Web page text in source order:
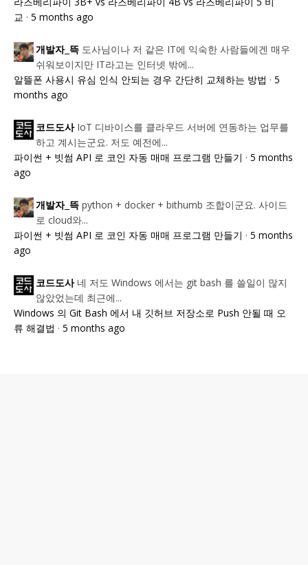
교 · 5 months ago
개발자_뜩 도사님이나 저 같은 IT에 익숙한 사람들에겐 매우
쉬워보이지만 IT라고는 인터넷 밖에...
알뜰폰 사용시 유심 인식 안되는 경우 간단히 교체하는 방법 · 5
months ago
코드도사 IoT 디바이스를 클라우드 서버에 연동하는 업무를
하고 계시는군요. 저도 예전에...
파이썬 + 빗썸 API 로 코인 자동 매매 프로그램 만들기 · 5 months
ago
개발자_뜩 python + docker + bithumb 조합이군요. 사이드
로 cloud와...
파이썬 + 빗썸 API 로 코인 자동 매매 프로그램 만들기 · 5 months
ago
코드도사 네 저도 Windows 에서는 git bash 를 쓸일이 많지
않았었는데 최근에...
Windows 의 Git Bash 에서 내 깃허브 저장소로 Push 안될 때 오
류 해결법 · 5 months ago